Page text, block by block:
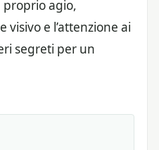
proprio agio,
visivo e l’attenzione ai
segreti per un